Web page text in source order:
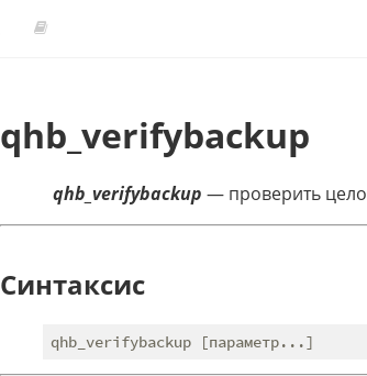
qhb_verifybackup
qhb_verifybackup — проверить
Синтаксис